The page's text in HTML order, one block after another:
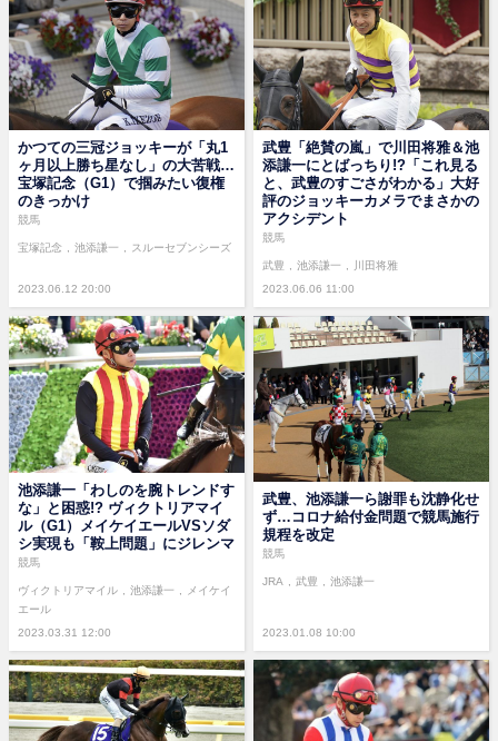
かつての三冠ジョッキーが「丸1
ヶ月以上勝ち星なし」の大苦戦…
宝塚記念（G1）で掴みたい復権
のきっかけ
2023.06.12 20:00
競馬
宝塚記念 池添謙一 スルーセブンシーズ
武豊「絶賛の嵐」で川田将雅＆池
添謙一にとばっちり!?「これ見る
と、武豊のすごさがわかる」大好
評のジョッキーカメラでまさかの
アクシデント
2023.06.06 11:00
競馬
武豊 池添謙一 川田将雅
池添謙一「わしのを腕トレンドす
な」と困惑!? ヴィクトリアマイ
ル（G1）メイケイエールVSソダ
シ実現も「鞍上問題」にジレンマ
2023.03.31 12:00
競馬
ヴィクトリアマイル 池添謙一
メイケイ
エール
武豊、池添謙一ら謝罪も沈静化せ
ず…コロナ給付金問題で競馬施行
規程を改定
2023.01.08 10:00
競馬
JRA 武豊 池添謙一